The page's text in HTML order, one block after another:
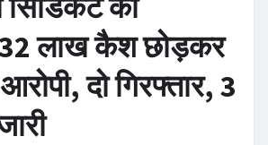
लाख कैश छोड़कर
दो गिरफ्तार, 3